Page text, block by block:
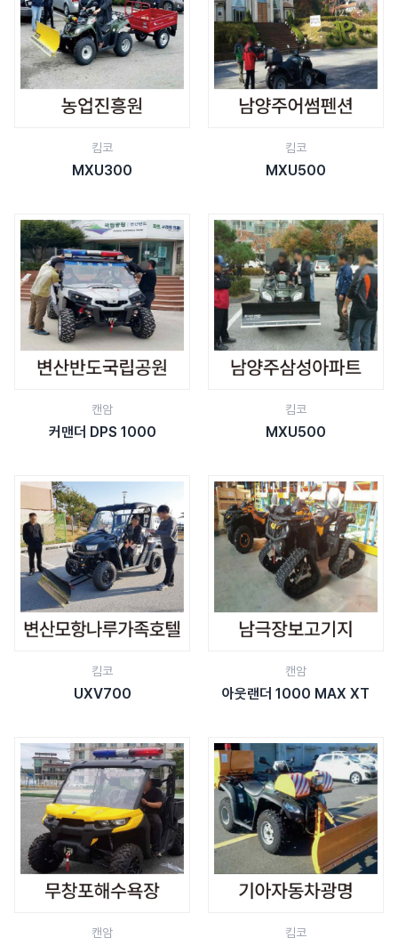
킴코
MXU300
킴코
MXU500
캔암
커맨더 DPS 1000
킴코
MXU500
킴코
UXV700
캔암
아웃랜더 1000 MAX XT
캔암 킴코